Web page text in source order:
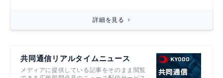
詳細を見る
共同通信リアルタイムニュース
メディアに提供している記事をそのまま閲覧